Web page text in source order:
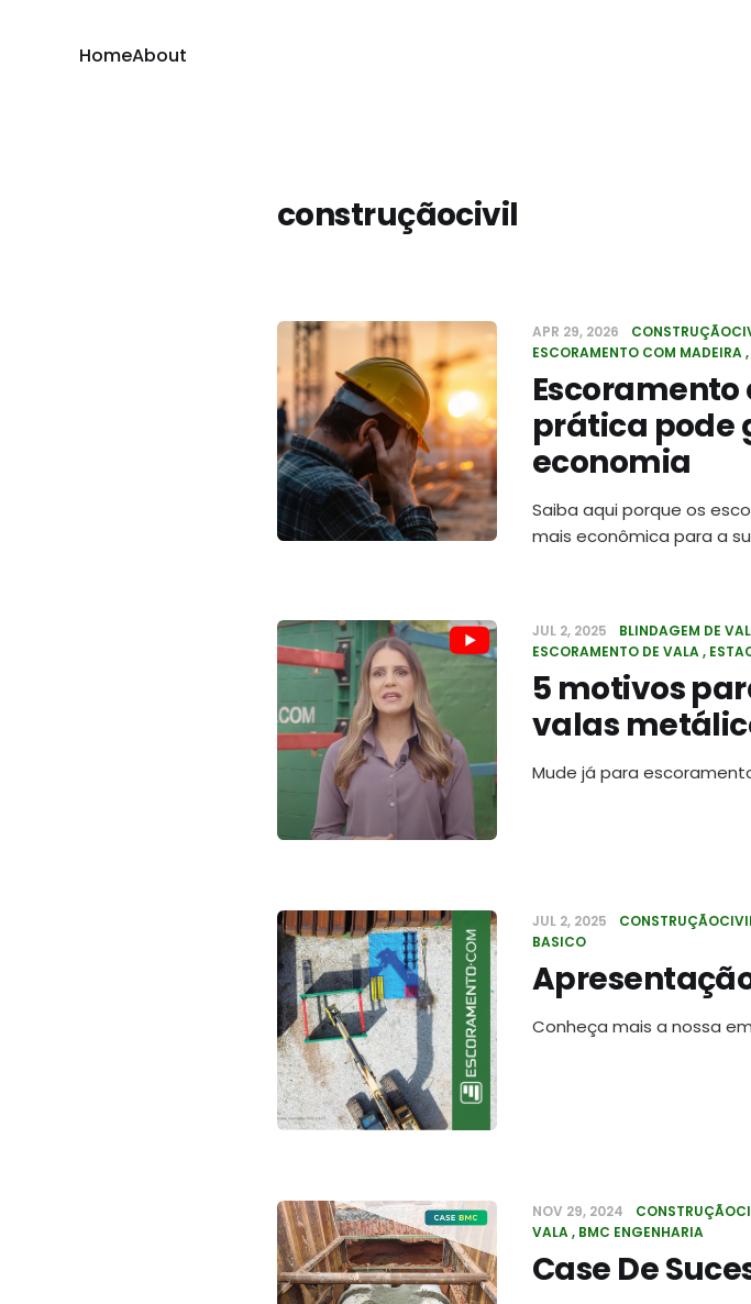
HomeAbout
construçãocivil
APR 29, 2026
ESCORAMENTO COM MADEIRA
prática pode
economia
Saiba aqui porque os
mais econômica para a
JUL 2, 2025 BLINDAGEM DE
ESCORAMENTO DE VALA
5 motivos
valas
Mude já para
JUL 2, 2025
BASICO
Conheça mais a nossa
NOV 29, 2024
VALA BMC ENGENHARIA
Case De